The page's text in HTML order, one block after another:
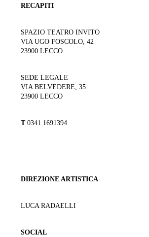
RECAPITI
SPAZIO TEATRO INVITO
VIA UGO FOSCOLO, 42
23900 LECCO
SEDE LEGALE
VIA BELVEDERE, 35
23900 LECCO
T0341 1691394
DIREZIONE ARTISTICA
LUCA RADAELLI
SOCIAL